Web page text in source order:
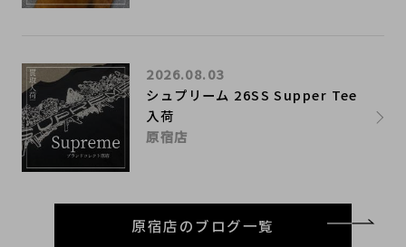
シュプリーム 26SS Supper Tee
入荷
2026.08.03
原宿店
原宿店のブログ一覧